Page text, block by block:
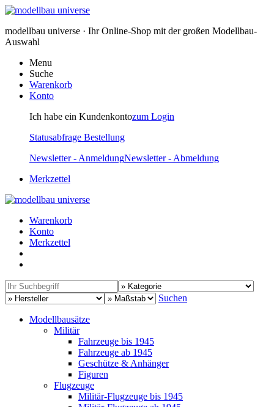
modellbau universe · Ihr Online-Shop mit der großen Modellbau-
Auswahl
Menu
Suche
Warenkorb
Konto
Ich habe ein Kundenkontozum Login
Statusabfrage Bestellung
Newsletter - AnmeldungNewsletter - Abmeldung
Merkzettel
Warenkorb
Konto
Merkzettel
Suchen
Modellbausätze
Militär
Fahrzeuge bis 1945
Fahrzeuge ab 1945
Geschütze & Anhänger
Figuren
Flugzeuge
Militär-Flugzeuge bis 1945